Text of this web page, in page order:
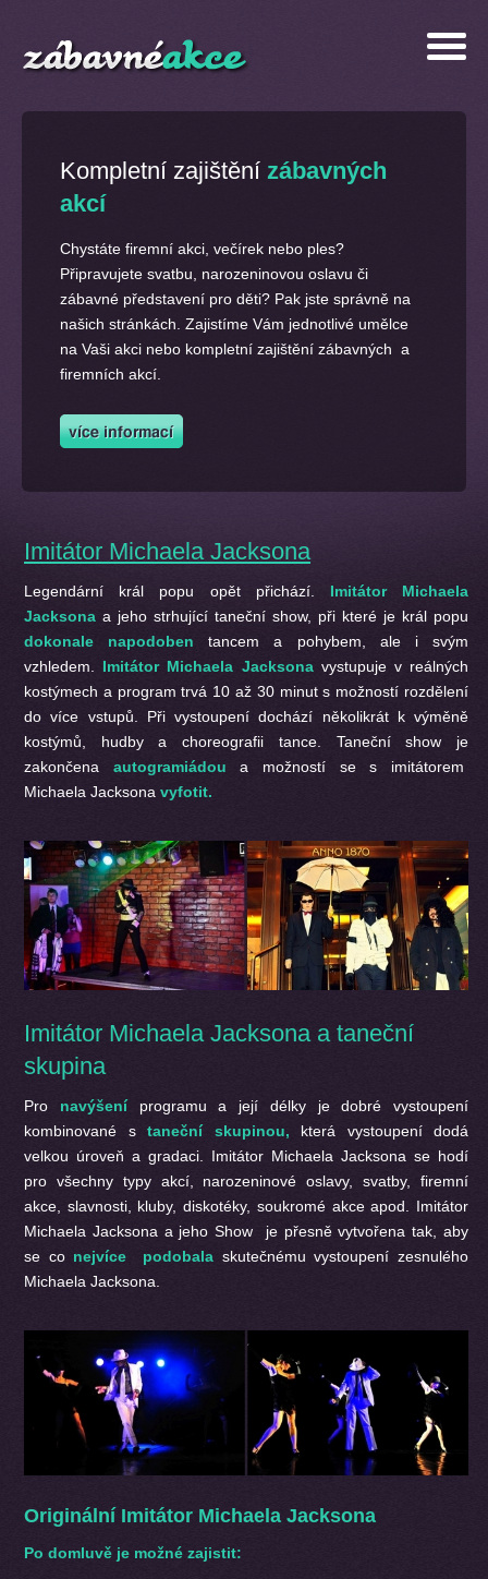
Kompletní zajištění zábavných
akcí
Chystáte firemní akci, večírek nebo ples?
Připravujete svatbu, narozeninovou oslavu či
zábavné představení pro děti? Pak jste správně na
našich stránkách. Zajistíme Vám jednotlivé umělce
na Vaši akci nebo kompletní zajištění zábavných a
firemních akcí.
Imitátor Michaela Jacksona
Legendární král popu opět přichází. Imitátor Michaela
Jacksona a jeho strhující taneční show, při které je král popu
dokonale napodoben tancem a pohybem, ale i svým
vzhledem. Imitátor Michaela Jacksona vystupuje v reálných
kostýmech a program trvá 10 až 30 minut s možností rozdělení
do více vstupů. Při vystoupení dochází několikrát k výměně
kostýmů, hudby a choreografii tance. Taneční show je
zakončena autogramiádou a možností se s imitátorem
Michaela Jacksona vyfotit.
Imitátor Michaela Jacksona a taneční
skupina
Pro navýšení programu a její délky je dobré vystoupení
kombinované s taneční skupinou, která vystoupení dodá
velkou úroveň a gradaci. Imitátor Michaela Jacksona se hodí
pro všechny typy akcí, narozeninové oslavy, svatby, firemní
akce, slavnosti, kluby, diskotéky, soukromé akce apod. Imitátor
Michaela Jacksona a jeho Show je přesně vytvořena tak, aby
se conejvíce podobala skutečnému vystoupení zesnulého
Michaela Jacksona.
Originální Imitátor Michaela Jacksona
Po domluvě je možné zajistit: